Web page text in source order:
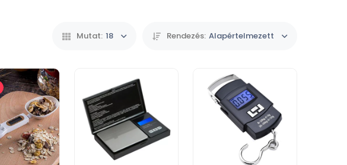
Mutat: 18 Rendezés: Alapértelmezett